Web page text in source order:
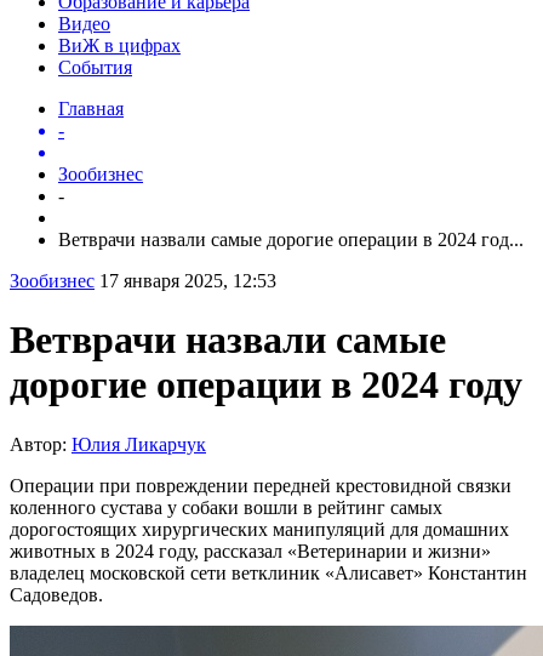
Видео
ВиЖ в цифрах
События
Главная
-
Зообизнес
-
Ветврачи назвали самые дорогие операции в 2024 год...
Зообизнес 17 января 2025, 12:53
Ветврачи назвали самые
дорогие операции в 2024 году
Автор: Юлия Ликарчук
Операции при повреждении передней крестовидной связки
коленного сустава у собаки вошли в рейтинг самых
дорогостоящих хирургических манипуляций для домашних
животных в 2024 году, рассказал «Ветеринарии и жизни»
владелец московской сети ветклиник «Алисавет» Константин
Садоведов.